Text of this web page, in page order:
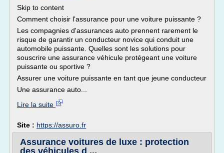
Skip to content
Comment choisir l'assurance pour une voiture puissante ?
Les compagnies d'assurances auto prennent rarement le
risque de garantir un conducteur novice qui conduit une
automobile puissante. Quelles sont les solutions pour
souscrire une assurance véhicule protégeant une voiture
puissante ou sportive ?
Assurer une voiture puissante en tant que jeune conducteur
Une assurance auto...
Lire la suite
Site : https://assuro.fr
Assurance voitures de luxe : protection
des véhicules d ...